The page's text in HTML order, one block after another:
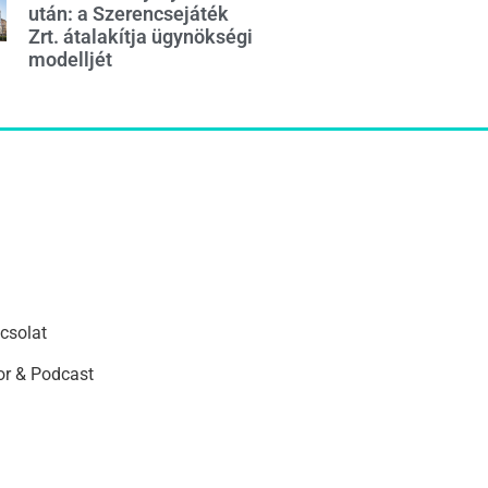
után: a Szerencsejáték
Zrt. átalakítja ügynökségi
modelljét
& Podcast